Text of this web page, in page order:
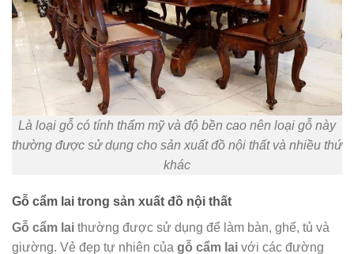
Là loại gỗ có tính thẩm mỹ và độ bền cao nên loại gỗ này
thường được sử dụng cho sản xuất đồ nội thất và nhiều thứ
khác
Gỗ cẩm lai trong sản xuất đồ nội thất
Gỗ cẩm lai thường được sử dụng để làm bàn, ghế, tủ và
giường. Vẻ đẹp tự nhiên của gỗ cẩm lai với các đường